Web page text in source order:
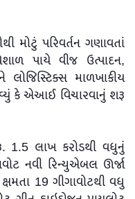
પરિવર્તન ગણાવતાં
પાયે વીજ ઉત્પાદન,
લોજિસ્ટિક્સ માળખાકીય
કે એઆઈ વિચારવાનું શરૂ
1.5 લાખ કરોડથી વધુનું
નવી રિન્યુએબલ ઊર્જા
19 ગીગાવોટથી વધુ